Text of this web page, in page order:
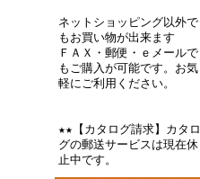
ネットショッピング以外で
もお買い物が出来ます
ＦＡＸ・郵便・ｅメールで
もご購入が可能です。お気
軽にご利用ください。
★★【カタログ請求】カタロ
グの郵送サービスは現在休
止中です。